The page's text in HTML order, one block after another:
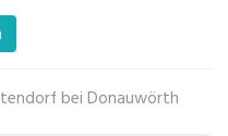
bei Donauwörth